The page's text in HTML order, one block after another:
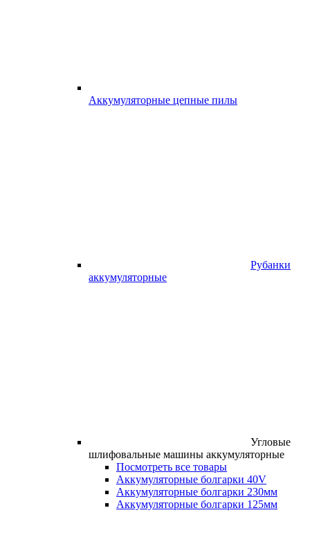
Аккумуляторные цепные пилы
Рубанки
аккумуляторные
Угловые
шлифовальные машины аккумуляторные
Посмотреть все товары
Аккумуляторные болгарки 40V
Аккумуляторные болгарки 230мм
Аккумуляторные болгарки 125мм